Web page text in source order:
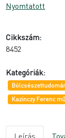
Nyomtatott
Cikkszám:
8452
Kategóriák:
Kazinczy Ferenc
Leírás